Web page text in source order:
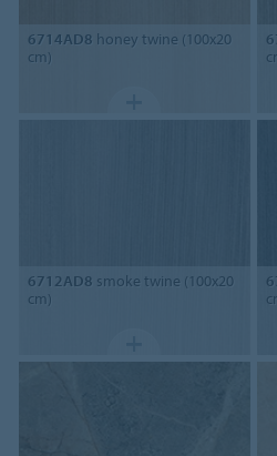
6714AD8 honey twine (100x20
cm)
6712AD8 smoke twine (100x20
cm)